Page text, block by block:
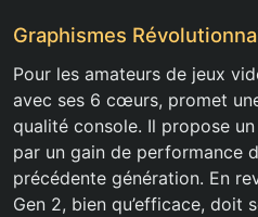
Graphismes
Pour les amateurs de jeux
avec ses 6 cœurs, promet
qualité console. Il propose
par un gain de performance
précédente génération. En
Gen 2, bien qu’efficace, doit